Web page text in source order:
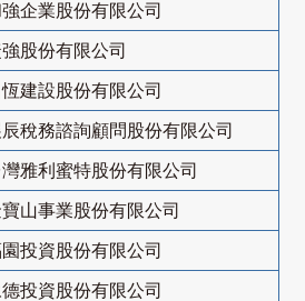
企業股份有限公司
股份有限公司
建設股份有限公司
辰稅務諮詢顧問股份有限公司
雅利蜜特股份有限公司
山事業股份有限公司
投資股份有限公司
投資股份有限公司